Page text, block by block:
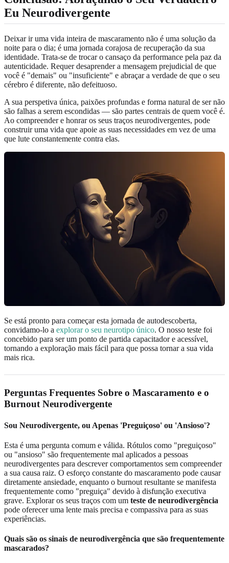
Eu Neurodivergente
Deixar ir uma vida inteira de mascaramento não é uma solução da
noite para o dia; é uma jornada corajosa de recuperação da sua
identidade. Trata-se de trocar o cansaço da performance pela paz da
autenticidade. Requer desaprender a mensagem prejudicial de que
você é "demais" ou "insuficiente" e abraçar a verdade de que o seu
cérebro é diferente, não defeituoso.
A sua perspetiva única, paixões profundas e forma natural de ser não
são falhas a serem escondidas — são partes centrais de quem você é.
Ao compreender e honrar os seus traços neurodivergentes, pode
construir uma vida que apoie as suas necessidades em vez de uma
que lute constantemente contra elas.
Se está pronto para começar esta jornada de autodescoberta,
convidamo-lo a explorar o seu neurotipo único. O nosso teste foi
concebido para ser um ponto de partida capacitador e acessível,
tornando a exploração mais fácil para que possa tornar a sua vida
mais rica.
Perguntas Frequentes Sobre o Mascaramento e o
Burnout Neurodivergente
Sou Neurodivergente, ou Apenas 'Preguiçoso' ou 'Ansioso'?
Esta é uma pergunta comum e válida. Rótulos como "preguiçoso"
ou "ansioso" são frequentemente mal aplicados a pessoas
neurodivergentes para descrever comportamentos sem compreender
a sua causa raiz. O esforço constante do mascaramento pode causar
diretamente ansiedade, enquanto o burnout resultante se manifesta
frequentemente como "preguiça" devido à disfunção executiva
grave. Explorar os seus traços com um teste de neurodivergência
pode oferecer uma lente mais precisa e compassiva para as suas
experiências.
Quais são os sinais de neurodivergência que são frequentemente
mascarados?